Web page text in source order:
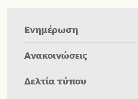
Ενημέρωση
Ανακοινώσεις
Δελτία τύπου